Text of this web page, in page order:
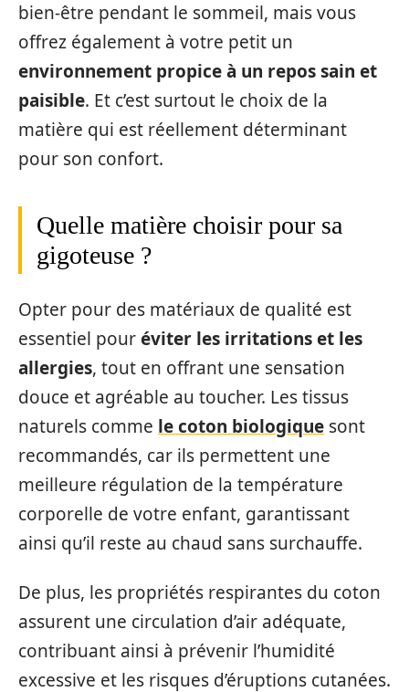
bien-être pendant le sommeil, mais vous
offrez également à votre petit un
environnement propice à un repos sain et
paisible. Et c’est surtout le choix de la
matière qui est réellement déterminant
pour son confort.
Quelle matière choisir pour sa
gigoteuse ?
Opter pour des matériaux de qualité est
essentiel pouréviter les irritations et les
allergies, tout en offrant une sensation
douce et agréable au toucher. Les tissus
naturels comme le coton biologique sont
recommandés, car ils permettent une
meilleure régulation de la température
corporelle de votre enfant, garantissant
ainsi qu’il reste au chaud sans surchauffe.
De plus, les propriétés respirantes du coton
assurent une circulation d’air adéquate,
contribuant ainsi à prévenir l’humidité
excessive et les risques d’éruptions cutanées.